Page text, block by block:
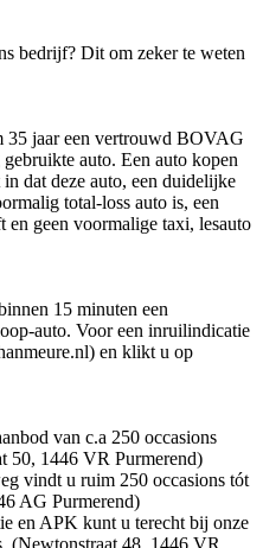
bedrijf? Dit om zeker te weten
35 jaar een vertrouwd BOVAG
auto. Een auto kopen
dat deze auto, een duidelijke
total-loss auto is, een
en geen voormalige taxi, lesauto
15 minuten een
auto. Voor een inruilindicatie
en klikt u op
van c.a 250 occasions
50, 1446 VR Purmerend)
vindt u ruim 250 occasions tót
AG Purmerend)
en APK kunt u terecht bij onze
(Newtonstraat 48, 1446 VR